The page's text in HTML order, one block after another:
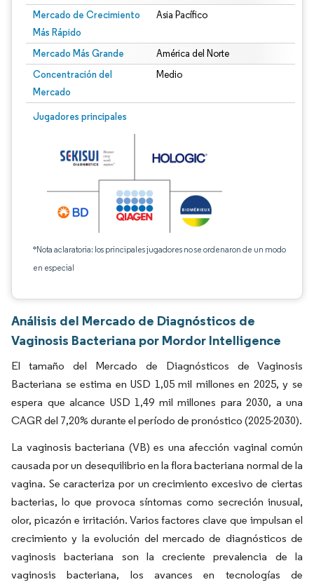
Mercado de Crecimiento
Más Rápido
Asia Pacífico
Mercado Más Grande América del Norte
Concentración del
Mercado
Medio
Jugadores principales
*Nota aclaratoria: los principales jugadores no se ordenaron de un modo
en especial
Análisis del Mercado de Diagnósticos de
Vaginosis Bacteriana por Mordor Intelligence
El tamaño del Mercado de Diagnósticos de Vaginosis
Bacteriana se estima en USD 1,05 mil millones en 2025, y se
espera que alcance USD 1,49 mil millones para 2030, a una
CAGR del 7,20% durante el período de pronóstico (2025-2030).
La vaginosis bacteriana (VB) es una afección vaginal común
causada por un desequilibrio en la flora bacteriana normal de la
vagina. Se caracteriza por un crecimiento excesivo de ciertas
bacterias, lo que provoca síntomas como secreción inusual,
olor, picazón e irritación. Varios factores clave que impulsan el
crecimiento y la evolución del mercado de diagnósticos de
vaginosis bacteriana son la creciente prevalencia de la
vaginosis bacteriana, los avances en tecnologías de